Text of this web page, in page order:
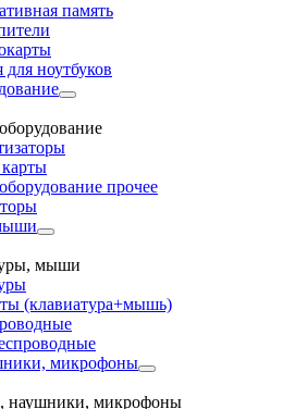
память
ноутбуков
прочее
мыши
(клавиатура+мышь)
микрофоны
наушники, микрофоны